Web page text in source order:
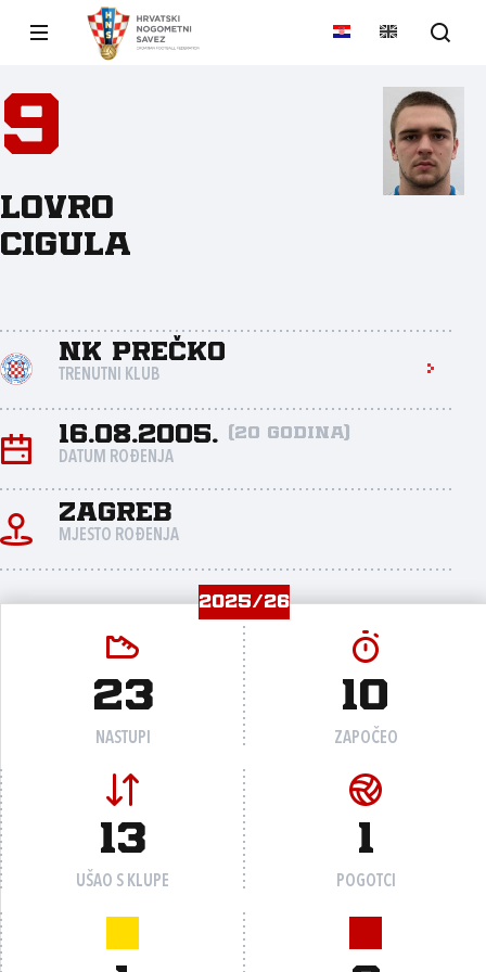
9
Lovro
Cigula
NK Prečko
TRENUTNI KLUB
16.08.2005. (20 godina)
DATUM ROĐENJA
Zagreb
MJESTO ROĐENJA
2025/26
23
NASTUPI
10
ZAPOČEO
13
UŠAO S KLUPE
1
POGOTCI